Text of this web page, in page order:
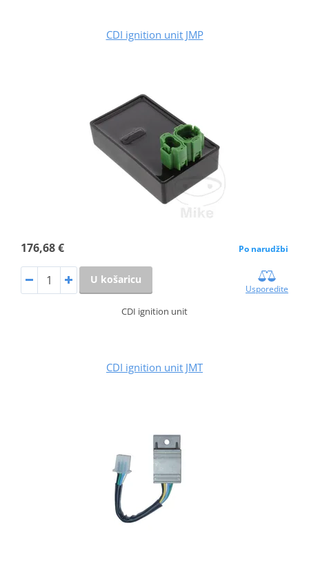
CDI ignition unit JMP
176,68 € Po narudžbi
U košaricu
Usporedite
CDI ignition unit
CDI ignition unit JMT